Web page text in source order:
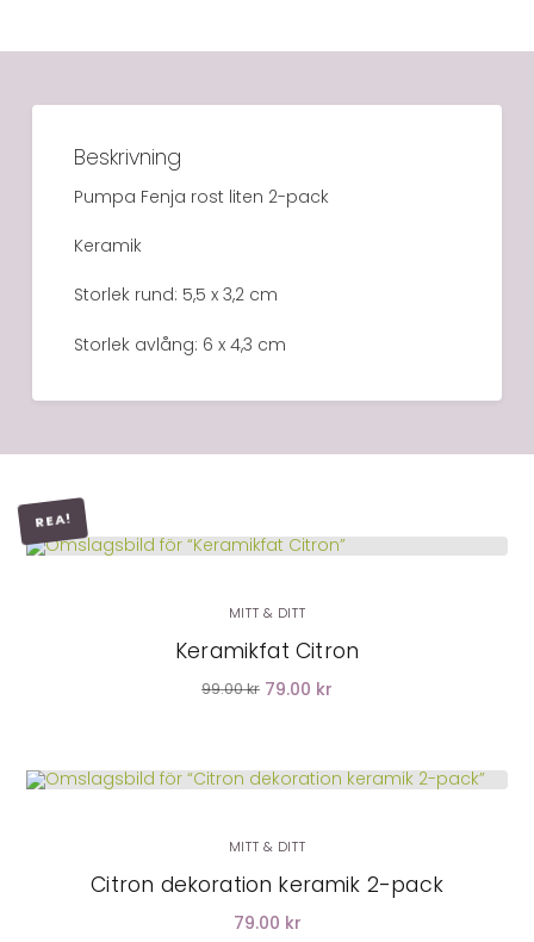
Beskrivning
Pumpa Fenja rost liten 2-pack
Keramik
Storlek rund: 5,5 x 3,2 cm
Storlek avlång: 6 x 4,3 cm
REA!
LÄGG I VARUKORG
MITT & DITT
Keramikfat Citron
99.00 kr 79.00 kr
MITT & DITT
Citron dekoration keramik 2-pack
79.00 kr